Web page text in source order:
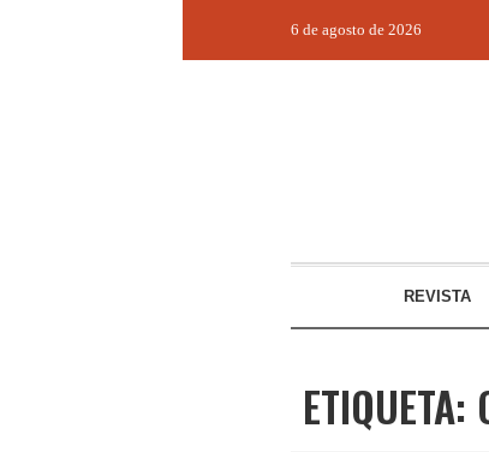
6 de agosto de 2026
REVISTA
ETIQUETA: